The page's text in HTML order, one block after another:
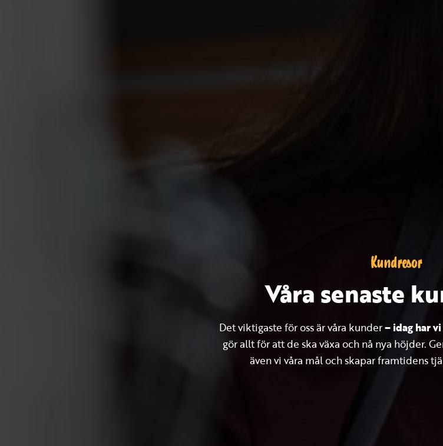
Kundresor
Våra senaste
Det viktigaste för oss är våra kunder– idag har
gör allt för att de ska växa och nå nya höjder.
även vi våra mål och skapar framtidens